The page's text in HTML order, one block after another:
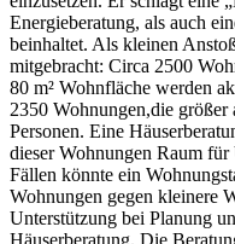
Energieberatung, als auch
beinhaltet. Als kleinen
mitgebracht: Circa 2500
80 m² Wohnfläche werden
2350 Wohnungen,die
Personen. Eine
dieser Wohnungen Raum
Fällen könnte ein
Wohnungen gegen kleinere
Unterstützung bei Planung